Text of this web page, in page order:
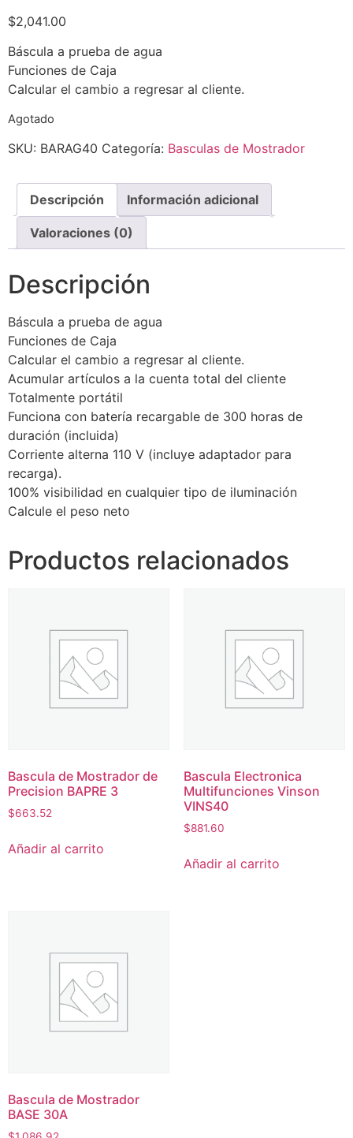
$2,041.00
Báscula a prueba de agua
Funciones de Caja
Calcular el cambio a regresar al cliente.
Agotado
SKU: BARAG40 Categoría: Basculas de Mostrador
Descripción Información adicional
Valoraciones (0)
Descripción
Báscula a prueba de agua
Funciones de Caja
Calcular el cambio a regresar al cliente.
Acumular artículos a la cuenta total del cliente
Totalmente portátil
Funciona con batería recargable de 300 horas de
duración (incluida)
Corriente alterna 110 V (incluye adaptador para
recarga).
100% visibilidad en cualquier tipo de iluminación
Calcule el peso neto
Productos relacionados
Bascula de Mostrador de
Precision BAPRE 3
$663.52
Añadir al carrito
Bascula Electronica
Multifunciones Vinson
VINS40
$881.60
Añadir al carrito
Bascula de Mostrador
BASE 30A